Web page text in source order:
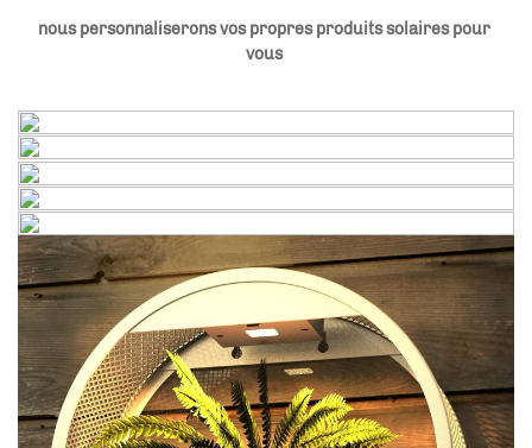
nous personnaliserons vos propres produits solaires pour
vous